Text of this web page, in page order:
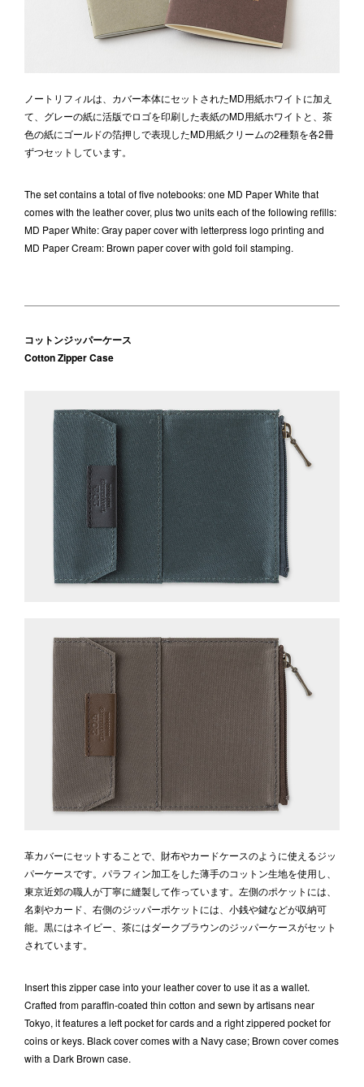
ノートリフィルは、カバー本体にセットされたMD用紙ホワイトに加え
て、グレーの紙に活版でロゴを印刷した表紙のMD用紙ホワイトと、茶
色の紙にゴールドの箔押しで表現したMD用紙クリームの2種類を各2冊
ずつセットしています。
The set contains a total of five notebooks: one MD Paper White that
comes with the leather cover, plus two units each of the following refills:
MD Paper White: Gray paper cover with letterpress logo printing and
MD Paper Cream: Brown paper cover with gold foil stamping.
コットンジッパーケース
Cotton Zipper Case
革カバーにセットすることで、財布やカードケースのように使えるジッ
パーケースです。パラフィン加工をした薄手のコットン生地を使用し、
東京近郊の職人が丁寧に縫製して作っています。左側のポケットには、
名刺やカード、右側のジッパーポケットには、小銭や鍵などが収納可
能。黒にはネイビー、茶にはダークブラウンのジッパーケースがセット
されています。
Insert this zipper case into your leather cover to use it as a wallet.
Crafted from paraffin-coated thin cotton and sewn by artisans near
Tokyo, it features a left pocket for cards and a right zippered pocket for
coins or keys. Black cover comes with a Navy case; Brown cover comes
with a Dark Brown case.